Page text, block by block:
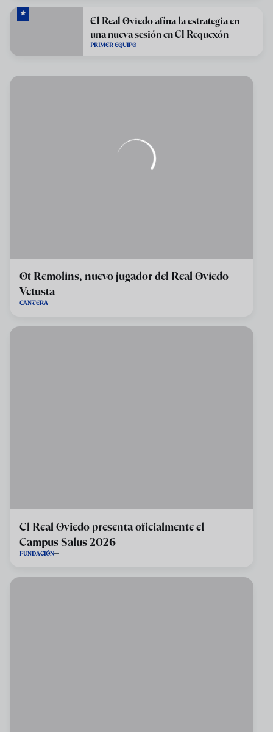
El Real Oviedo afina la estrategia en
una nueva sesión en El Requexón
PRIMER EQUIPO
Ot Remolins, nuevo jugador del Real Oviedo
Vetusta
CANTERA
El Real Oviedo presenta oficialmente el
Campus Salus 2026
FUNDACIÓN